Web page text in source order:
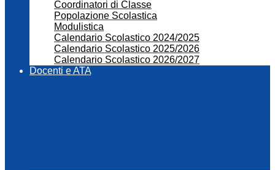
Coordinatori di Classe
Popolazione Scolastica
Modulistica
Calendario Scolastico 2024/2025
Calendario Scolastico 2025/2026
Calendario Scolastico 2026/2027
Docenti e ATA